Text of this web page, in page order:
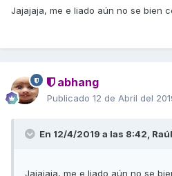
Jajajaja, me e liado aún no se bien
abhang
Publicado 12 de Abril del
En 12/4/2019 a las 8:42,
Jajajaja, me e liado aún no se